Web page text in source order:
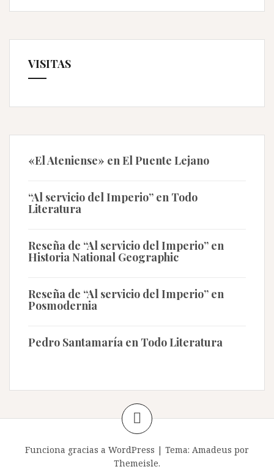
VISITAS
«El Ateniense» en El Puente Lejano
“Al servicio del Imperio” en Todo
Literatura
Reseña de “Al servicio del Imperio” en
Historia National Geographic
Reseña de “Al servicio del Imperio” en
Posmodernia
Pedro Santamaría en Todo Literatura
Funciona gracias a WordPress | Tema: Amadeus por
Themeisle.